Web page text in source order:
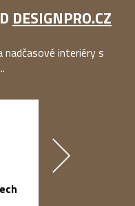
DESIGNPRO.CZ
nadčasové interiéry s